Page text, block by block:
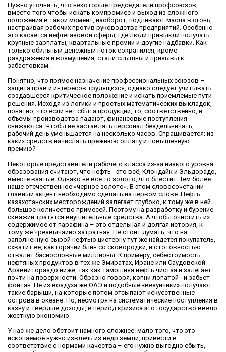
Нужно уточнить, что некоторые председатели профсоюзов,
вместо того чтобы искать компромисс и выход из сложного
положения в такой момент, наоборот, подливают масла в огонь,
настраивая рабочих против руководства предприятий. Особенно
это касается нефтегазовой сферы, где люди привыкли получать
крупные зарплаты, квартальные премии и другие надбавки. Как
только обильный денежный поток сократился, кроме
раздражения и возмущения, стали слышны и призывы к
забастовкам.
Понятно, что прямое назначение профессиональных союзов –
защита прав и интересов трудящихся, однако следует учитывать
создавшееся критическое положение и искать приемлемые пути
решения. Исходя из логики и простых математических выкладок,
понятно, что если нет сбыта продукции, то, соответственно, и
объемы производства падают, финансовые поступления
снижаются. Чтобы не заставлять персонал бездельничать,
рабочий день уменьшается на несколько часов. Спрашивается: из
каких средств начислять прежнюю оплату и повышенную
премию?
Некоторые представители рабочего класса из-за низкого уровня
образования считают, что нефть - это всё, Клондайк и Эльдорадо,
вместе взятые. Однако не все то золото, что блестит. Тем более
наше отечественное «черное золото». В этом словосочетании
главный акцент необходимо сделать на первом слове. Нефть
казахстанских месторождений залегает глубоко, к тому же в ней
большое количество примесей. Поэтому на разработку и бурение
скважин тратятся внушительные средства. А чтобы очистить их
содержимое от парафина – это отдельная и долгая история, к
тому же чрезвычайно затратная. Не стоит думать, что на
заполненную сырой нефтью цистерну тут же найдется покупатель,
схватит ее, как горячий блин со сковородки, и с готовностью
отвалит баснословные миллионы. К примеру, себестоимость
нефтяных продуктов в тех же Эмиратах, Иране или Саудовской
Аравии гораздо ниже, так как тамошняя нефть чистая и залегает
почти на поверхности. Образно говоря, копни лопатой - и забьет
фонтан. Не из воздуха же ОАЭ и подобные «везунчики» получают
такие барыши, на которые потом отсыпают искусственные
острова в океане. Но, несмотря на систематические поступления в
казну и твердые доходы, в период кризиса это государство ввело
жесткую экономию.
У нас же дело обстоит намного сложнее: мало того, что это
ископаемое нужно извлечь из недр земли, привести в
соответствие с нормами качества – его нужно выгодно сбыть,